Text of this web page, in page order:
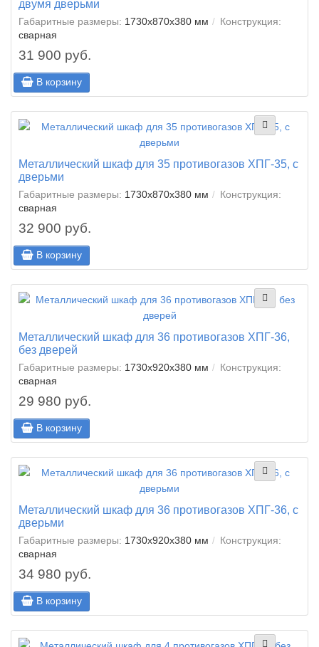
двумя дверьми
Габаритные размеры: 1730х870х380 мм
Конструкция:
сварная
31 900 руб.
В корзину
Металлический шкаф для 35 противогазов ХПГ-35, с
дверьми
Габаритные размеры: 1730х870х380 мм
Конструкция:
сварная
32 900 руб.
В корзину
Металлический шкаф для 36 противогазов ХПГ-36,
без дверей
Габаритные размеры: 1730x920x380 мм
Конструкция:
сварная
29 980 руб.
В корзину
Металлический шкаф для 36 противогазов ХПГ-36, с
дверьми
Габаритные размеры: 1730x920x380 мм
Конструкция:
сварная
34 980 руб.
В корзину